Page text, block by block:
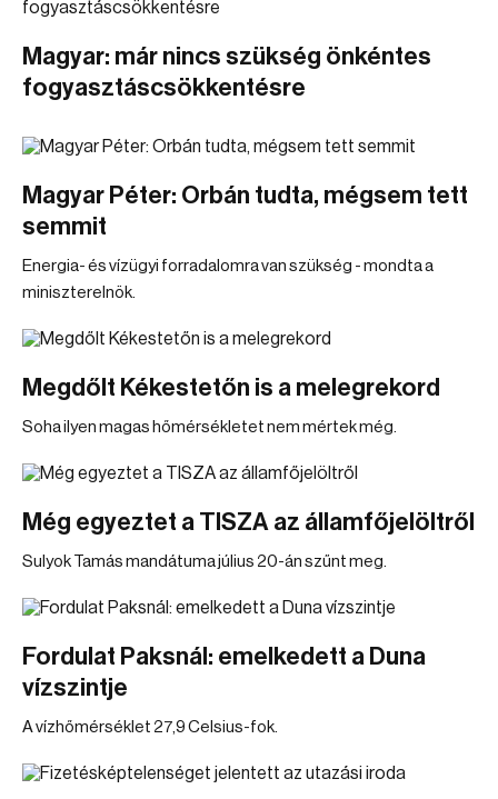
Magyar: már nincs szükség önkéntes
fogyasztáscsökkentésre
Magyar Péter: Orbán tudta, mégsem tett
semmit
Energia- és vízügyi forradalomra van szükség - mondta a
miniszterelnök.
Megdőlt Kékestetőn is a melegrekord
Soha ilyen magas hőmérsékletet nem mértek még.
Még egyeztet a TISZA az államfőjelöltről
Sulyok Tamás mandátuma július 20-án szűnt meg.
Fordulat Paksnál: emelkedett a Duna
vízszintje
A vízhőmérséklet 27,9 Celsius-fok.